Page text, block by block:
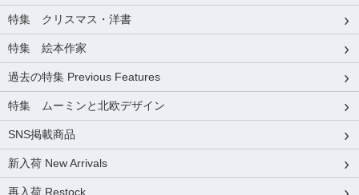
特集 クリスマス・洋書
特集 絵本作家
過去の特集 Previous Features
特集 ムーミンと北欧デザイン
SNS掲載商品
新入荷 New Arrivals
再入荷 Restock